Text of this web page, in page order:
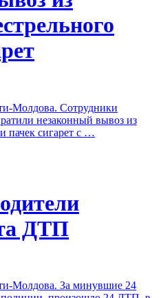
Сотрудники
незаконный вывоз из
пачек сигарет с …
ДТП
За минувшие 24